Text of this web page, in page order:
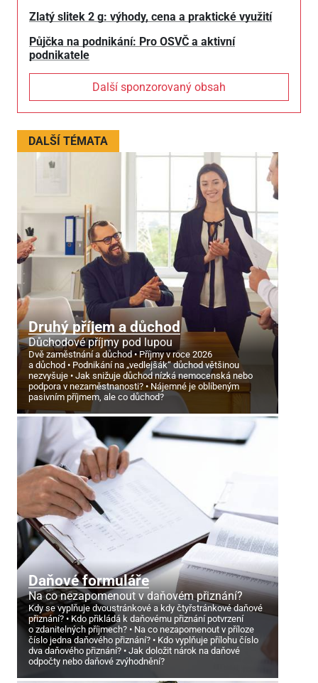
Zlatý slitek 2 g: výhody, cena a praktické využití
Půjčka na podnikání: Pro OSVČ a aktivní
podnikatele
Další sponzorovaný obsah
DALŠÍ TÉMATA
Druhý příjem a důchod
Důchodové příjmy pod lupou
Dvě zaměstnání a důchod
Příjmy v roce 2026
a důchod
Podnikání na „vedlejšák“ důchod většinou
nezvyšuje
Jak snižuje důchod nízká nemocenská nebo
podpora v nezaměstnanosti?
Nájemné je oblíbeným
pasivním příjmem, ale co důchod?
Daňové formuláře
Na co nezapomenout v daňovém přiznání?
Kdy se vyplňuje dvoustránkové a kdy čtyřstránkové daňové
přiznání?
Kdo přikládá k daňovému přiznání potvrzení
o zdanitelných příjmech?
Na co nezapomenout v příloze
číslo jedna daňového přiznání?
Kdo vyplňuje přílohu číslo
dva daňového přiznání?
Jak doložit nárok na daňové
odpočty nebo daňové zvýhodnění?